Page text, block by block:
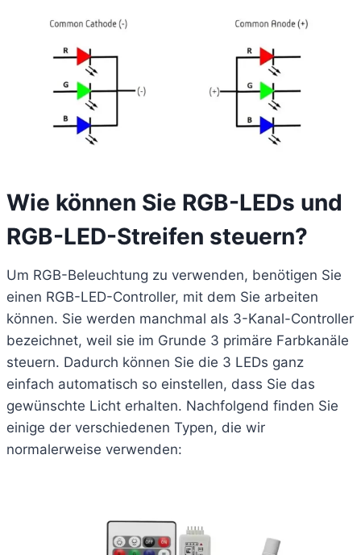
Wie können Sie RGB-LEDs und
RGB-LED-Streifen steuern?
Um RGB-Beleuchtung zu verwenden, benötigen Sie
einen RGB-LED-Controller, mit dem Sie arbeiten
können. Sie werden manchmal als 3-Kanal-Controller
bezeichnet, weil sie im Grunde 3 primäre Farbkanäle
steuern. Dadurch können Sie die 3 LEDs ganz
einfach automatisch so einstellen, dass Sie das
gewünschte Licht erhalten. Nachfolgend finden Sie
einige der verschiedenen Typen, die wir
normalerweise verwenden: